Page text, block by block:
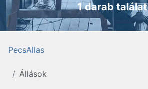
1 darab találat
PecsAllas
Állások